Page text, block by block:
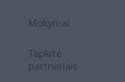
Mokymai
Tapkite
partneriais